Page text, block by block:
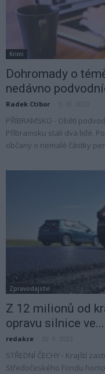
Krimi
Dohromady o
nedávno
Radek Ctibor
PŘÍBRAMSKO - Obětí
Příbramsku stali dva lidé.
občany o nemalé částky
Zpravodajství
Z 12 milionů od
opravu silnice ve...
redakce
STŘEDNÍ ČECHY - Krajští
Středočeského Fondu